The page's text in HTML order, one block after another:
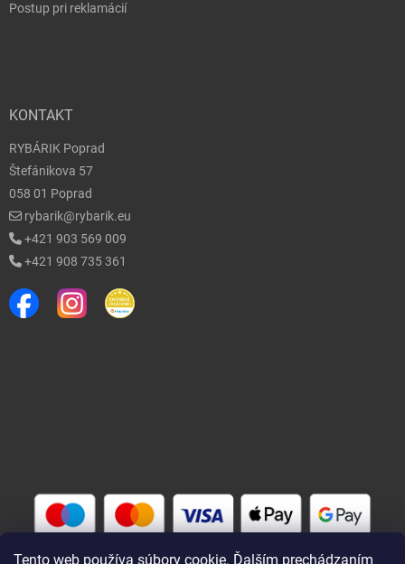
Tento web používa súbory cookie. Ďalším prechádzaním
Postup pri reklamácií
KONTAKT
RYBÁRIK Poprad
Štefánikova 57
058 01 Poprad
rybarik@rybarik.eu
+421 903 569 009
+421 908 735 361